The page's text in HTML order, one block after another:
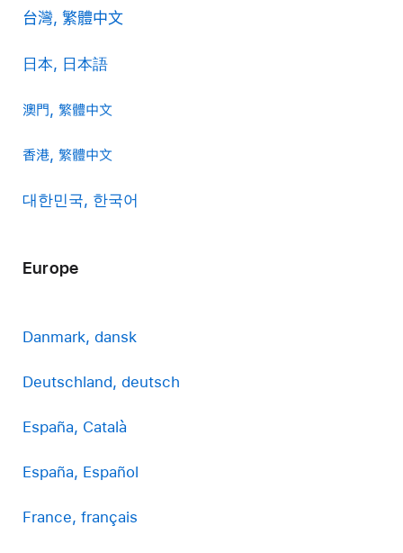
台灣, 繁體中文
日本, 日本語
澳門, 繁體中文
香港, 繁體中文
대한민국, 한국어
Europe
Danmark, dansk
Deutschland, deutsch
España, Català
España, Español
France, français